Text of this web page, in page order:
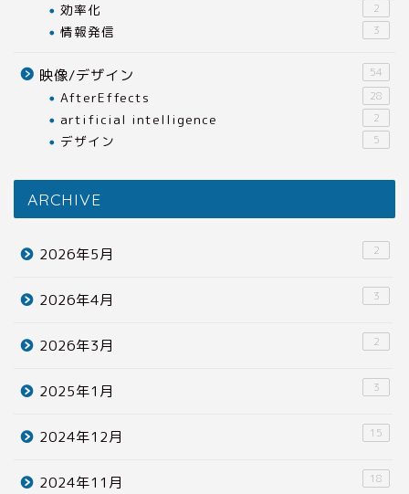
効率化 2
情報発信 3
映像/デザイン 54
AfterEffects 28
artificial intelligence 2
デザイン 5
ARCHIVE
2026年5月 2
2026年4月 3
2026年3月 2
2025年1月 3
2024年12月 15
2024年11月 18